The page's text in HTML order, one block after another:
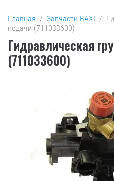
Главная
  /
Запчасти BAXI
/
подачи (711033600)
Гидравлическая
(711033600)